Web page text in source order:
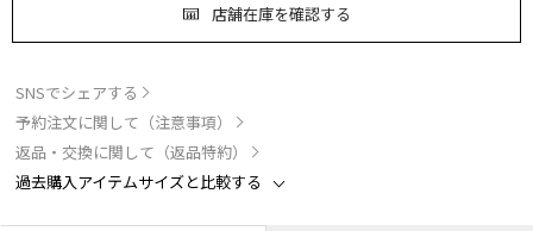
店舗在庫を確認する
SNSでシェアする
予約注文に関して（注意事項）
返品・交換に関して（返品特約）
過去購入アイテムサイズと比較する